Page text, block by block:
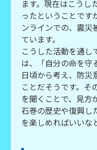
ます。現在はこうし
ったということです
ンラインでの、震災
ています。
こうした活動を通し
は、「自分の命を守
日頃から考え、防災
ことだそうです。そ
を聞くことで、見方
石巻の歴史や復興し
を楽しめればいいな